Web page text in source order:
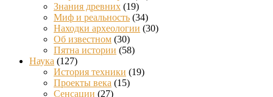
Знания древних (19)
Миф и реальность (34)
Находки археологии (30)
Об известном (30)
Пятна истории (58)
Наука (127)
История техники (19)
Проекты века (15)
Сенсации (27)